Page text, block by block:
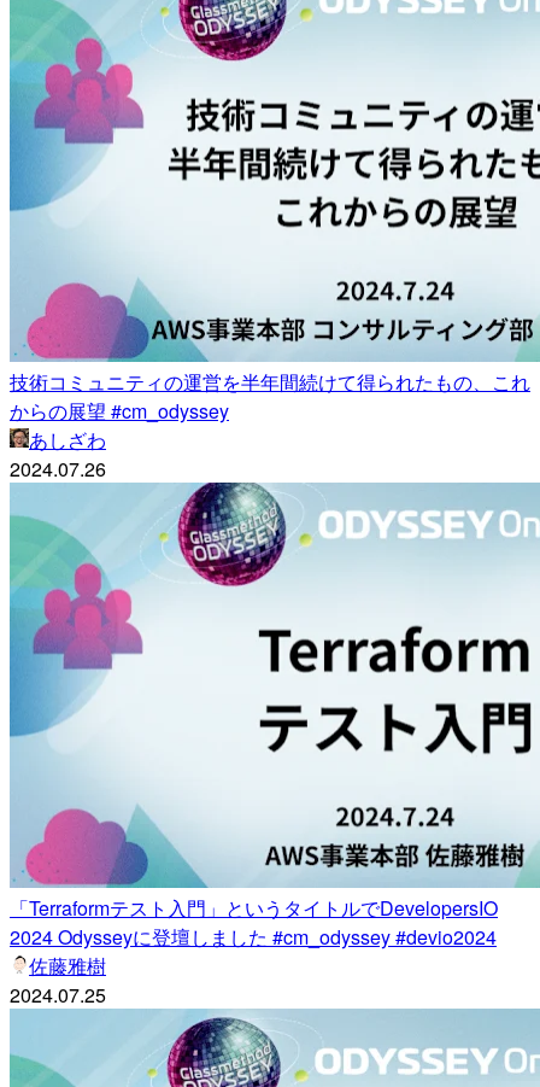
技術コミュニティの運営を半年間続けて得られたもの、これ
からの展望 #cm_odyssey
あしざわ
2024.07.26
「Terraformテスト入門」というタイトルでDevelopersIO
2024 Odysseyに登壇しました #cm_odyssey #devio2024
佐藤雅樹
2024.07.25